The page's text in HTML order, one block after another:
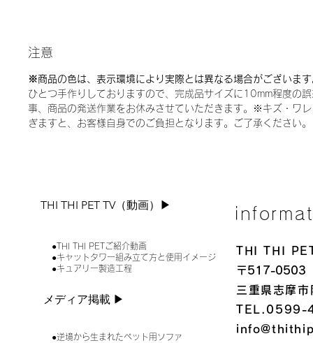
注意
※商品の色は、表示環境により実際とは異なる場合がございま
ひとつ手作りしておりますので、完成品サイズに10mm程度の
事、商品の発送作業をお休みさせていただきます。※キズ・ワ
ぎますと、お客様自身でのご負担となります。ご了承ください。
THI THI PET TV（動画）▶︎
●THI THI PETご紹介動画
●キャットタワー組み立て方と使用イメージ
●キュアリー製造工程
メディア掲載 ▶︎
●逆境から生まれたペット用ソファ
THI THI
〒517-0503
三重県志摩
TEL.0599-